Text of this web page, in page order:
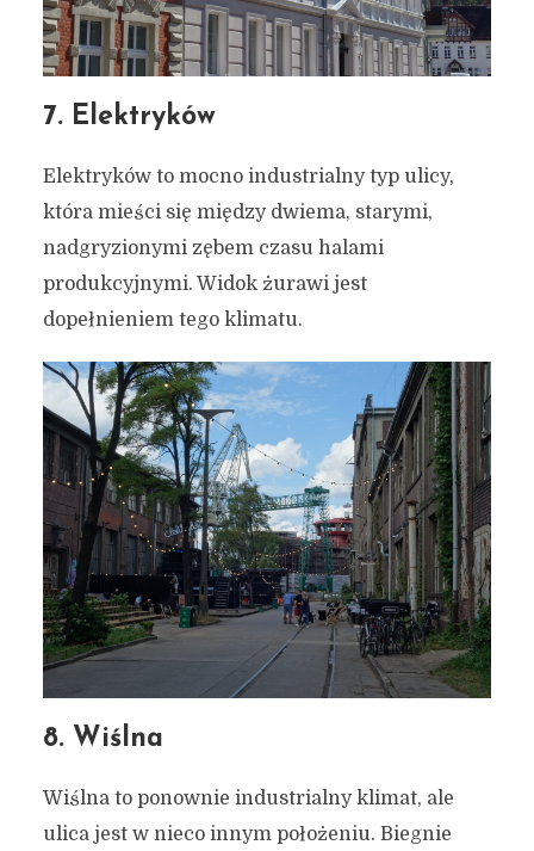
Typy ulic w Gdańsku
Autor:Kamil Sulewski
7. Elektryków
Elektryków to mocno industrialny typ ulicy,
która mieści się między dwiema, starymi,
nadgryzionymi zębem czasu halami
produkcyjnymi. Widok żurawi jest
dopełnieniem tego klimatu.
8. Wiślna
Wiślna to ponownie industrialny klimat, ale
ulica jest w nieco innym położeniu. Biegnie